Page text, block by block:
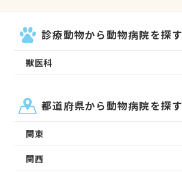
診療動物から動物病院を探す
獣医科
都道府県から動物病院を探す
関東
関西